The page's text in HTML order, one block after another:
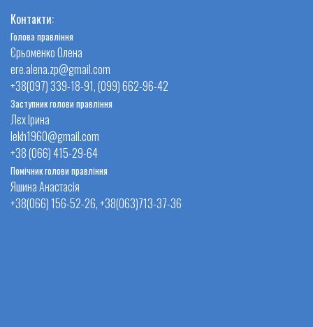
Контакти:
Голова правління
Єрьоменко Олена
ere.alena.zp@gmail.com
+38(097) 339-18-91, (099) 662-96-42
Заступник голови правління
Лєх Ірина
lekh1960@gmail.com
+38 (066) 415-29-64
Помічник голови правління
Яшина Анастасія
+38(066) 156-52-26, +38(063)713-37-36